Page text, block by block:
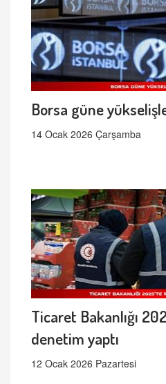
Borsa güne
14 Ocak 2026 Çarşamba
Ticaret Bakanlığı
denetim yaptı
12 Ocak 2026 Pazartesi